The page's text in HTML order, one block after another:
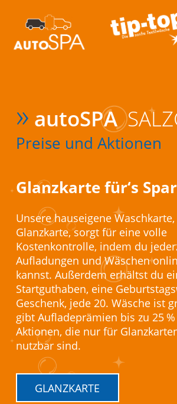
» autoSPA
Preise und Aktionen
Glanzkarte für‘s
Unsere hauseigene
Glanzkarte, sorgt für eine volle
Kostenkontrolle, indem du
Aufladungen und Wäschen
kannst. Außerdem erhältst du
Startguthaben, eine
Geschenk, jede 20. Wäsche ist
gibt Aufladeprämien bis zu 25
Aktionen, die nur für
nutzbar sind.
GLANZKARTE